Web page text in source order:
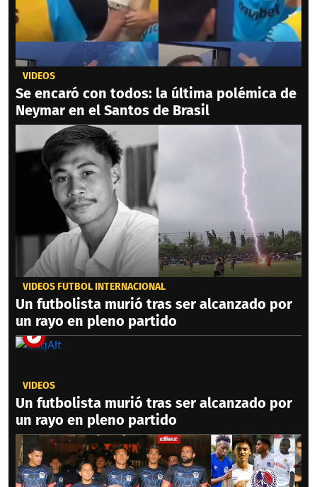
VIDEOS
Se encaró con todos: la última polémica de
Neymar en el Santos de Brasil
VIDEOS FÚTBOL INTERNACIONAL
Un futbolista murió tras ser alcanzado por
un rayo en pleno partido
VIDEOS
Un futbolista murió tras ser alcanzado por
un rayo en pleno partido